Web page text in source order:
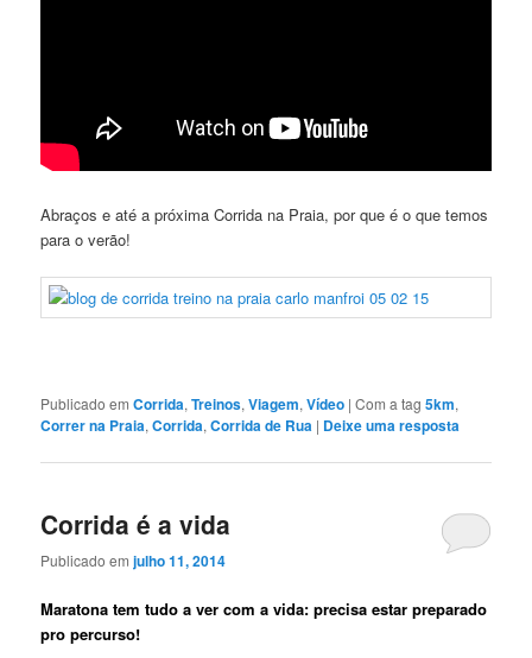
Abraços e até a próxima Corrida na Praia, por que é o que temos
para o verão!
Publicado em Corrida,Treinos,Viagem,Vídeo |Com a tag5km,
Correr na Praia,Corrida,Corrida de Rua | Deixe uma resposta
Corrida é a vida
Publicado emjulho 11, 2014
Maratona tem tudo a ver com a vida: precisa estar preparado
pro percurso!